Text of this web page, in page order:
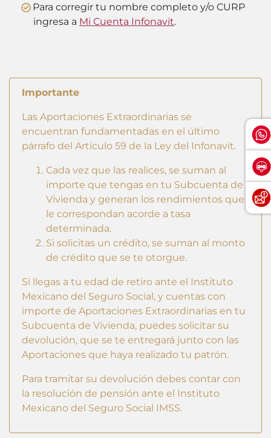
Para corregir tu nombre completo y/o CURP
ingresa a Mi Cuenta Infonavit.
Importante
Las Aportaciones Extraordinarias se
encuentran fundamentadas en el último
párrafo del Artículo 59 de la Ley del Infonavit.
Cada vez que las realices, se suman al
importe que tengas en tu Subcuenta de
Vivienda y generan los rendimientos que
le correspondan acorde a tasa
determinada.
Si solicitas un crédito, se suman al monto
de crédito que se te otorgue.
Si llegas a tu edad de retiro ante el Instituto
Mexicano del Seguro Social, y cuentas con
importe de Aportaciones Extraordinarias en tu
Subcuenta de Vivienda, puedes solicitar su
devolución, que se te entregará junto con las
Aportaciones que haya realizado tu patrón.
Para tramitar su devolución debes contar con
la resolución de pensión ante el Instituto
Mexicano del Seguro Social IMSS.